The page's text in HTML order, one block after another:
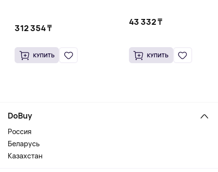
312 354 ₸
КУПИТЬ
43 332 ₸
КУПИТЬ
DoBuy
Россия
Беларусь
Казахстан